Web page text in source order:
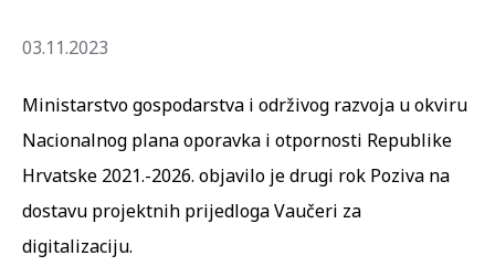
03.11.2023
Ministarstvo gospodarstva i održivog razvoja u okviru
Nacionalnog plana oporavka i otpornosti Republike
Hrvatske 2021.-2026. objavilo je drugi rok Poziva na
dostavu projektnih prijedloga Vaučeri za
digitalizaciju.